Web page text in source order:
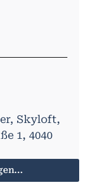
Skyloft,
1, 4040